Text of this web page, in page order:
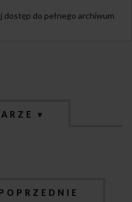
dostęp do pełnego archiwum
▾